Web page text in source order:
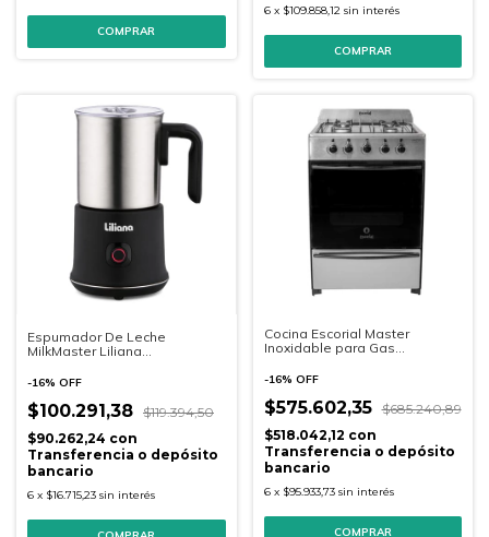
6 x $109.858,12 sin interés
Espumador De Leche
MilkMaster Liliana
-16% OFF
$100.291,38 $119.394,50
$90.262,24 con
Transferencia o depósito
bancario
6 x $16.715,23 sin interés
Cocina Escorial Master
Inoxidable para Gas
-16% OFF
$575.602,35 $685.240,89
$518.042,12 con
Transferencia o depósito
bancario
6 x $95.933,73 sin interés